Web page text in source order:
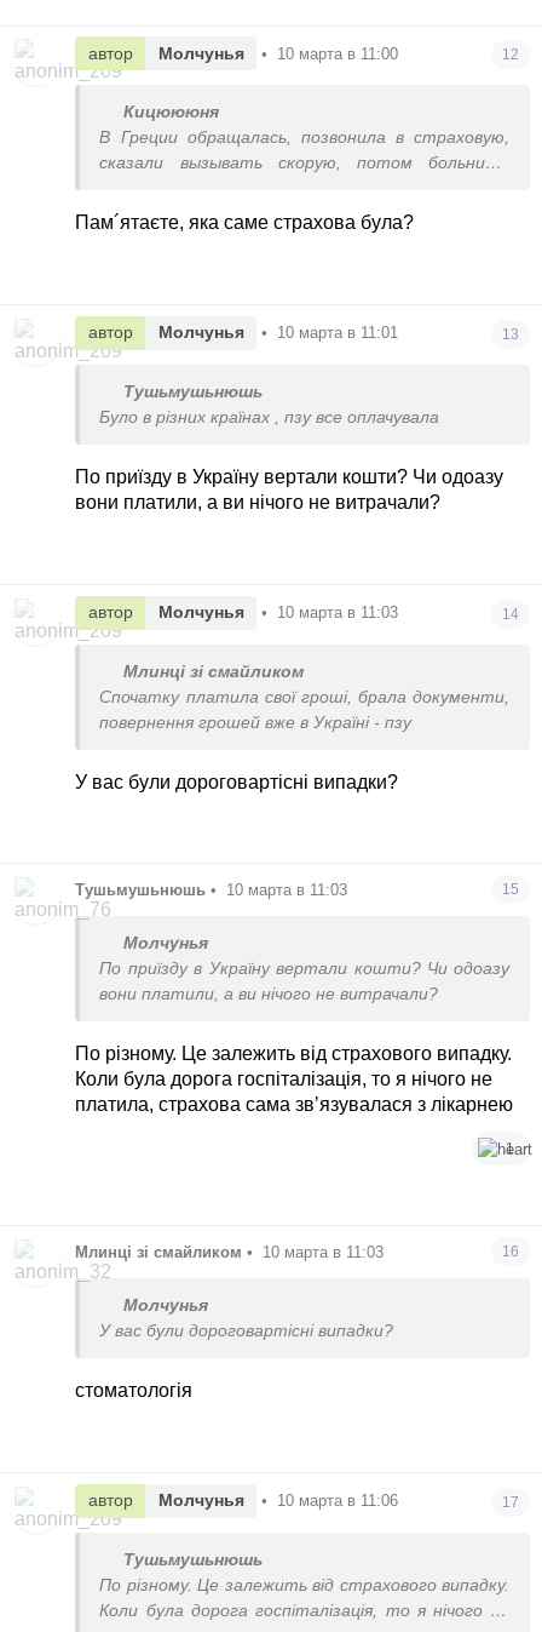
автор Молчунья • 10 марта в 11:00 12
Кицюююня
В Греции обращалась, позвонила в страховую,
сказали вызывать скорую, потом больница,
несколько дней, ничего не платила
Пам´ятаєте, яка саме страхова була?
автор Молчунья • 10 марта в 11:01 13
Тушьмушьнюшь
Було в різних країнах , пзу все оплачувала
По приїзду в Україну вертали кошти? Чи одоазу
вони платили, а ви нічого не витрачали?
автор Молчунья • 10 марта в 11:03 14
Млинці зі смайликом
Спочатку платила свої гроші, брала документи,
повернення грошей вже в Україні - пзу
У вас були дороговартісні випадки?
Тушьмушьнюшь • 10 марта в 11:03 15
Молчунья
По приїзду в Україну вертали кошти? Чи одоазу
вони платили, а ви нічого не витрачали?
По різному. Це залежить від страхового випадку.
Коли була дорога госпіталізація, то я нічого не
платила, страхова сама звʼязувалася з лікарнею
1
Млинці зі смайликом • 10 марта в 11:03 16
Молчунья
У вас були дороговартісні випадки?
стоматологія
автор Молчунья • 10 марта в 11:06 17
Тушьмушьнюшь
По різному. Це залежить від страхового випадку.
Коли була дорога госпіталізація, то я нічого не